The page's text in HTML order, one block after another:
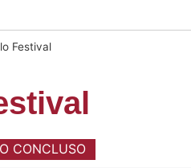
Festival
CONCLUSO